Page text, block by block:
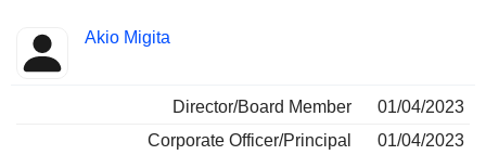
Insider
Fonctions
occupées
Akio Migita
Director/Board Member
01/04/2023
Corporate Officer/Principal
01/04/2023